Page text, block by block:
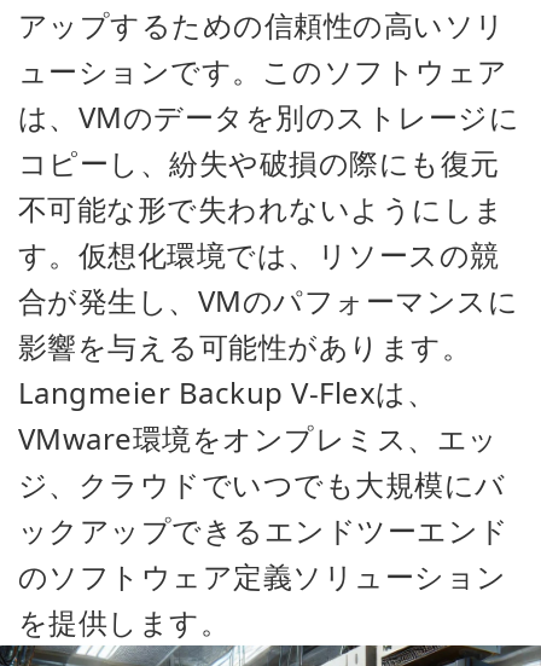
アップするための信頼性の高いソリ
ューションです。このソフトウェア
は、VMのデータを別のストレージに
コピーし、紛失や破損の際にも復元
不可能な形で失われないようにしま
す。仮想化環境では、リソースの競
合が発生し、VMのパフォーマンスに
影響を与える可能性があります。
Langmeier Backup V-Flexは、
VMware環境をオンプレミス、エッ
ジ、クラウドでいつでも大規模にバ
ックアップできるエンドツーエンド
のソフトウェア定義ソリューション
を提供します。